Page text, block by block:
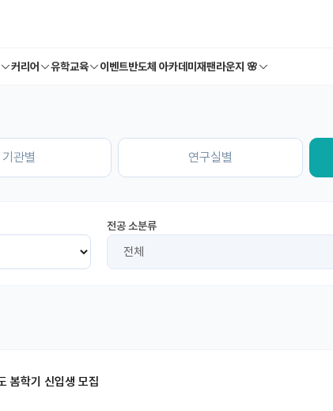
커리어 유학교육 이벤트반도체 아카데미 재팬라운지 🌸
기관별 연구실별
전공 소분류
봄학기 신입생 모집